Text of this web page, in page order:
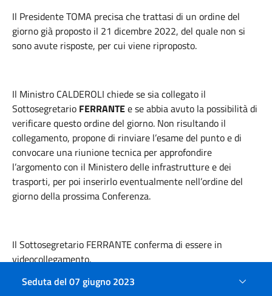
Il PresidenteTOMA precisa che trattasi di un ordine del
giorno già proposto il 21 dicembre 2022, del quale non si
sono avute risposte, per cui viene riproposto.
Il Ministro CALDEROLI chiede se sia collegato il
Sottosegretario FERRANTEe se abbia avuto la possibilità di
verificare questo ordine del giorno. Non risultando il
collegamento, propone di rinviare l’esame del punto e di
convocare una riunione tecnica per approfondire
l’argomento con il Ministero delle infrastrutture e dei
trasporti, per poi inserirlo eventualmente nell’ordine del
giorno della prossima Conferenza.
Il Sottosegretario FERRANTE conferma di essere in
videocollegamento.
Seduta del 07 giugno 2023